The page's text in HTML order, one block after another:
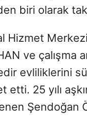
biri olarak
Hizmet
ve çalışma
evliliklerini
etti. 25 yılı
Şendoğan